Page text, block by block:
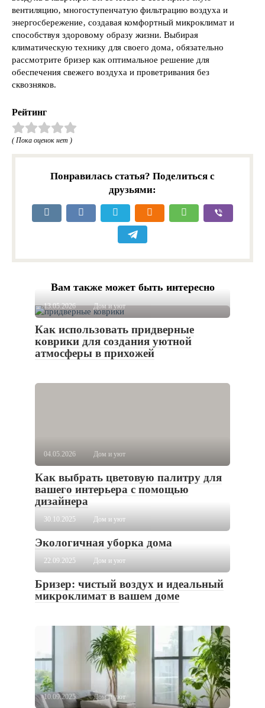
вентиляцию‚ многоступенчатую фильтрацию воздуха и
энергосбережение‚ создавая комфортный микроклимат и
способствуя здоровому образу жизни. Выбирая
климатическую технику для своего дома‚ обязательно
рассмотрите бризер как оптимальное решение для
обеспечения свежего воздуха и проветривания без
сквозняков.
Рейтинг
( Пока оценок нет )
Понравилась статья? Поделиться с
друзьями:
Вам также может быть интересно
13.05.2026 Дом и уют
Как использовать придверные
коврики для создания уютной
атмосферы в прихожей
04.05.2026 Дом и уют
Как выбрать цветовую палитру для
вашего интерьера с помощью
дизайнера
30.10.2025 Дом и уют
Экологичная уборка дома
22.09.2025 Дом и уют
Бризер: чистый воздух и идеальный
микроклимат в вашем доме
10.09.2025 Дом и уют